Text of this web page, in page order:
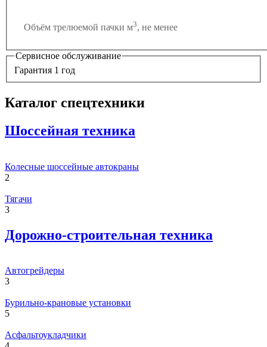
Объём трелюемой пачки м3, не менее
Сервисное обслуживание
Гарантия 1 год
Каталог спецтехники
Шоссейная техника
Колесные шоссейные автокраны
2
Тягачи
3
Дорожно-строительная техника
Автогрейдеры
3
Бурильно-крановые установки
5
Асфальтоукладчики